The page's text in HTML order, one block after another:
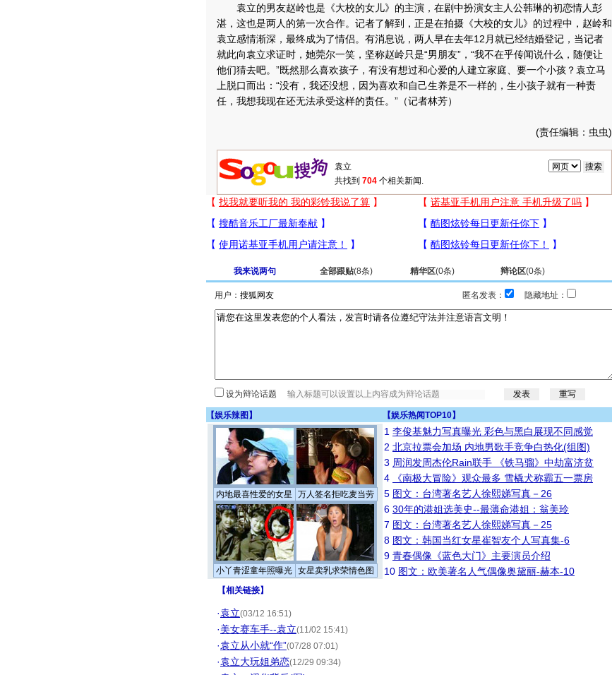
袁立的男友赵岭也是《大校的女儿》的主演，在剧中扮演女主人公韩琳的初恋情人彭
湛，这也是两人的第一次合作。记者了解到，正是在拍摄《大校的女儿》的过程中，赵岭和
袁立感情渐深，最终成为了情侣。有消息说，两人早在去年12月就已经结婚登记，当记者
就此向袁立求证时，她莞尔一笑，坚称赵岭只是“男朋友”，“我不在乎传闻说什么，随便让
他们猜去吧。”既然那么喜欢孩子，有没有想过和心爱的人建立家庭、要一个小孩？袁立马
上脱口而出：“没有，我还没想，因为喜欢和自己生养是不一样的，生小孩子就有一种责
任，我想我现在还无法承受这样的责任。”（记者林芳）
(责任编辑：虫虫)
共找到 704 个相关新闻.
我来说两句 全部跟贴(8条) 精华区(0条) 辩论区(0条)
用户： 匿名发表： 隐藏地址：
设为辩论话题
【娱乐辣图 】 【娱乐热闻TOP10】
内地最喜性爱的女星 万人签名拒吃麦当劳
小丫青涩童年照曝光 女星卖乳求荣情色图
1 李俊基魅力写真曝光 彩色与黑白展现不同感觉
2 北京拉票会加场 内地男歌手竞争白热化(组图)
3 周润发周杰伦Rain联手 《铁马骝》中劫富济贫
4
《南极大冒险》观众最多 雪橇犬称霸五一票房
5 图文：台湾著名艺人徐熙娣写真－26
6 30年的港姐选美史--最薄命港姐：翁美玲
7 图文：台湾著名艺人徐熙娣写真－25
8 图文：韩国当红女星崔智友个人写真集-6
9 青春偶像《蓝色大门》主要演员介绍
10 图文：欧美著名人气偶像奥黛丽-赫本-10
【相关链接】
·袁立(03/12 16:51)
·美女赛车手--袁立(11/02 15:41)
·袁立从小就“作”(07/28 07:01)
·袁立大玩姐弟恋(12/29 09:34)